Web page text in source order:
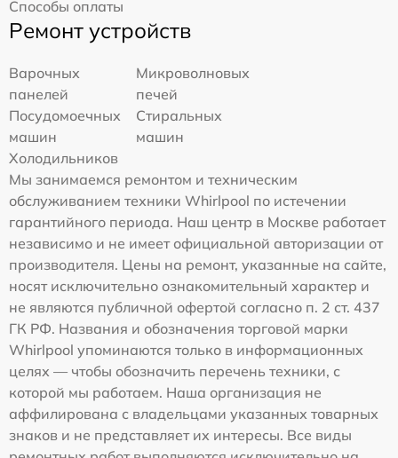
Способы оплаты
Ремонт устройств
Варочных
панелей
Микроволновых
печей
Посудомоечных
машин
Стиральных
машин
Холодильников
Мы занимаемся ремонтом и техническим
обслуживанием техники Whirlpool по истечении
гарантийного периода. Наш центр в Москве работает
независимо и не имеет официальной авторизации от
производителя. Цены на ремонт, указанные на сайте,
носят исключительно ознакомительный характер и
не являются публичной офертой согласно п. 2 ст. 437
ГК РФ. Названия и обозначения торговой марки
Whirlpool упоминаются только в информационных
целях — чтобы обозначить перечень техники, с
которой мы работаем. Наша организация не
аффилирована с владельцами указанных товарных
знаков и не представляет их интересы. Все виды